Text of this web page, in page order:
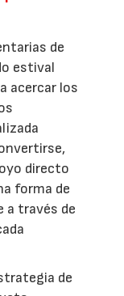
de
estival
acercar los
directo
forma de
a través de
de